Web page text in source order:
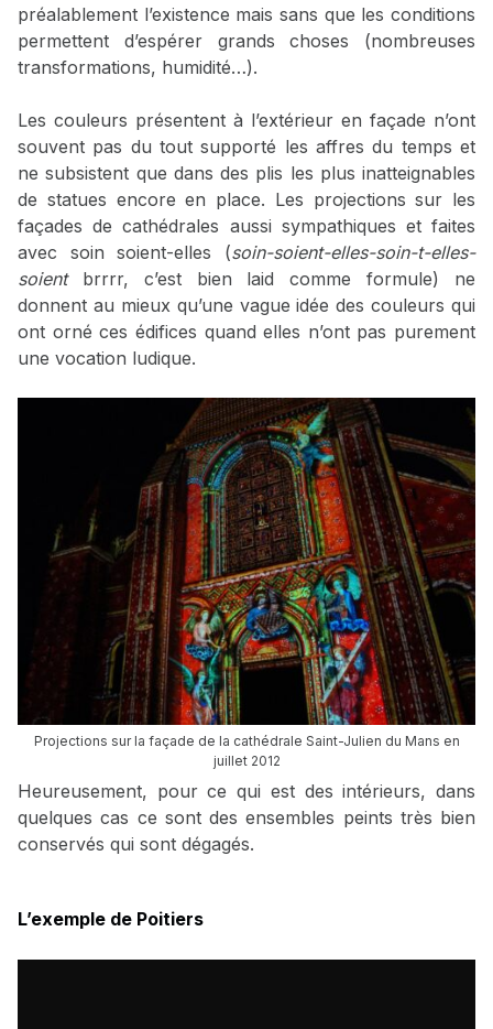
préalablement l’existence mais sans que les conditions
permettent d’espérer grands choses (nombreuses
transformations, humidité…).
Les couleurs présentent à l’extérieur en façade n’ont
souvent pas du tout supporté les affres du temps et
ne subsistent que dans des plis les plus inatteignables
de statues encore en place. Les projections sur les
façades de cathédrales aussi sympathiques et faites
avec soin soient-elles (soin-soient-elles-soin-t-elles-
soientbrrrr, c’est bien laid comme formule) ne
donnent au mieux qu’une vague idée des couleurs qui
ont orné ces édifices quand elles n’ont pas purement
une vocation ludique.
Projections sur la façade de la cathédrale Saint-Julien du Mans en
juillet 2012
Heureusement, pour ce qui est des intérieurs, dans
quelques cas ce sont des ensembles peints très bien
conservés qui sont dégagés.
L’exemple de Poitiers